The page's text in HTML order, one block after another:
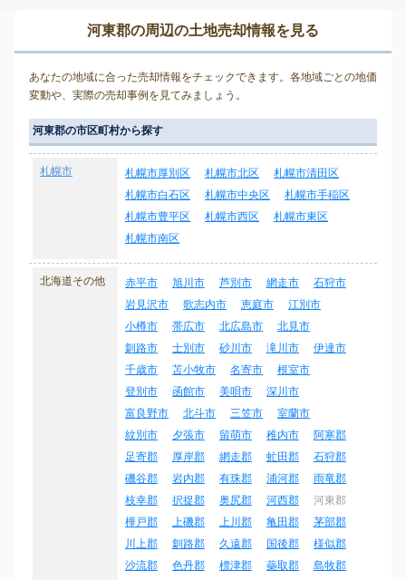
河東郡の周辺の土地売却情報を見る
あなたの地域に合った売却情報をチェックできます。各地域ごとの地価
変動や、実際の売却事例を見てみましょう。
河東郡の市区町村から探す
札幌市 札幌市厚別区 札幌市北区
札幌市清田区
札幌市白石区
札幌市中央区
札幌市手稲区
札幌市豊平区
札幌市西区
札幌市東区
札幌市南区
北海道その他 赤平市 旭川市 芦別市 網走市
石狩市
岩見沢市
歌志内市 恵庭市
江別市
小樽市
帯広市 北広島市
北見市
釧路市
士別市 砂川市 滝川市
伊達市
千歳市
苫小牧市 名寄市
根室市
登別市
函館市 美唄市
深川市
富良野市
北斗市 三笠市
室蘭市
紋別市
夕張市 留萌市 稚内市
阿寒郡
足寄郡
厚岸郡 網走郡 虻田郡
石狩郡
磯谷郡
岩内郡 有珠郡 浦河郡
雨竜郡
枝幸郡
択捉郡 奥尻郡 河西郡
河東郡
樺戸郡
上磯郡 上川郡 亀田郡
茅部郡
川上郡
釧路郡 久遠郡 国後郡
様似郡
沙流郡
色丹郡 標津郡 蘂取郡
島牧郡